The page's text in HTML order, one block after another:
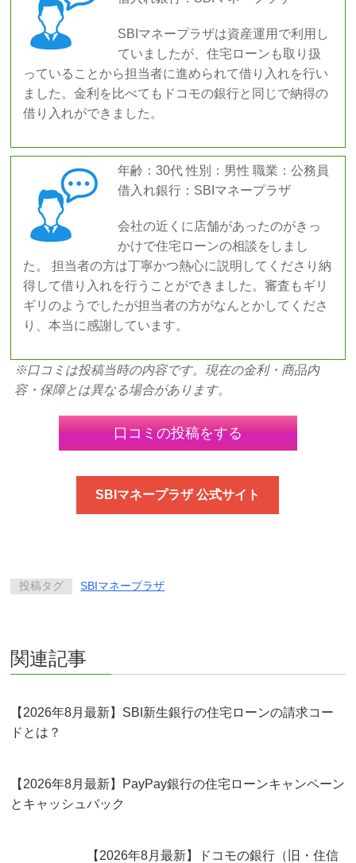
SBIマネープラザは資産運用で利用し
ていましたが、住宅ローンも取り扱
っていることから担当者に進められて借り入れを行い
ました。金利を比べてもドコモの銀行と同じで納得の
借り入れができました。
年齢：30代 性別：男性 職業：公務員
借入れ銀行：SBIマネープラザ
会社の近くに店舗があったのがきっ
かけで住宅ローンの相談をしまし
た。 担当者の方は丁寧かつ熱心に説明してくださり納
得して借り入れを行うことができました。審査もギリ
ギリのようでしたが担当者の方がなんとかしてくださ
り、本当に感謝しています。
※口コミは投稿当時の内容です。現在の金利・商品内
容・保障とは異なる場合があります。
口コミの投稿をする
SBIマネープラザ 公式サイト
投稿タグ SBIマネープラザ
関連記事
【2026年8月最新】SBI新生銀行の住宅ローンの請求コー
ドとは？
【2026年8月最新】PayPay銀行の住宅ローンキャンペーン
とキャッシュバック
【2026年8月最新】ドコモの銀行（旧・住信